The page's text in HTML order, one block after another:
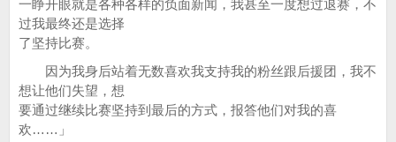
一睁开眼就是各种各样的负面新闻，我甚至一度想过退赛，不
过我最终还是选择
了坚持比赛。
因为我身后站着无数喜欢我支持我的粉丝跟后援团，我不
想让他们失望，想
要通过继续比赛坚持到最后的方式，报答他们对我的喜
欢……」